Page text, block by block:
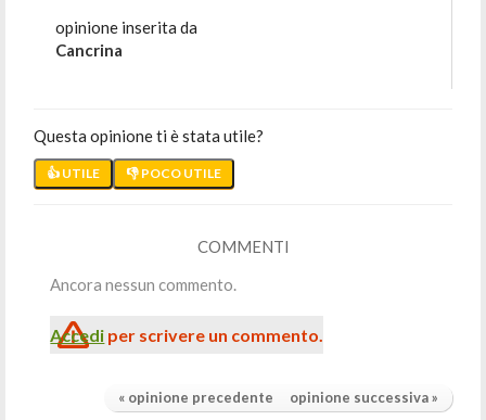
opinione inserita da
Cancrina
Questa opinione ti è stata utile?
👍 UTILE 👎 POCO UTILE
COMMENTI
Ancora nessun commento.
Accedi per scrivere un commento.
« opinione precedente opinione successiva »